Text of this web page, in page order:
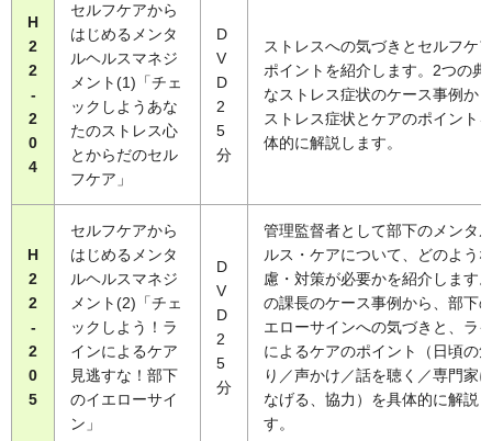
H
2
2
-
2
0
4
セルフケアから
はじめるメンタ
ルヘルスマネジ
メント(1)「チェ
ックしようあな
たのストレス心
とからだのセル
フケア」
D
V
D
2
5
分
ストレスへの気づきとセルフケ
ポイントを紹介します。2つの典
なストレス症状のケース事例か
ストレス症状とケアのポイント
体的に解説します。
H
2
2
-
2
0
5
セルフケアから
はじめるメンタ
ルヘルスマネジ
メント(2)「チェ
ックしよう！ラ
インによるケア
見逃すな！部下
のイエローサイ
ン」
D
V
D
2
5
分
管理監督者として部下のメンタ
ルス・ケアについて、どのよう
慮・対策が必要かを紹介します
の課長のケース事例から、部下
エローサインへの気づきと、ラ
によるケアのポイント（日頃の
り／声かけ／話を聴く／専門家
なげる、協力）を具体的に解説
す。